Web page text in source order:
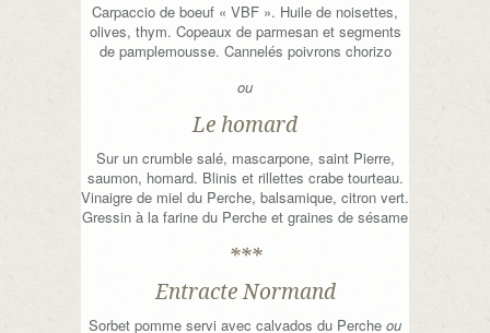
Carpaccio de boeuf « VBF ». Huile de noisettes,
olives, thym. Copeaux de parmesan et segments
de pamplemousse. Cannelés poivrons chorizo
ou
Le homard
Sur un crumble salé, mascarpone, saint Pierre,
saumon, homard. Blinis et rillettes crabe tourteau.
Vinaigre de miel du Perche, balsamique, citron vert.
Gressin à la farine du Perche et graines de sésame
***
Entracte Normand
Sorbet pomme servi avec calvados du Perche ou